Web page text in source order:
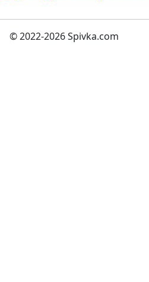
© 2022-2026 Spivka.com